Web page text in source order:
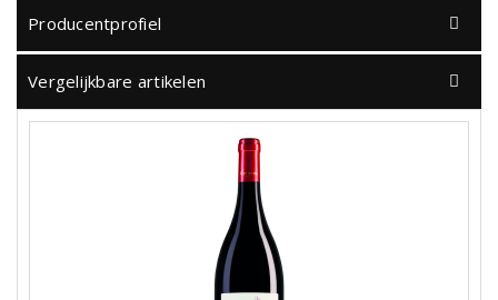
Producentprofiel
Vergelijkbare artikelen